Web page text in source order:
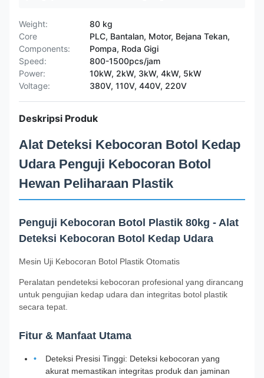
Weight:
80 kg
Core
Components:
PLC, Bantalan, Motor, Bejana Tekan,
Pompa, Roda Gigi
Speed:
800-1500pcs/jam
Power:
10kW, 2kW, 3kW, 4kW, 5kW
Voltage:
380V, 110V, 440V, 220V
Deskripsi Produk
Alat Deteksi Kebocoran Botol Kedap
Udara Penguji Kebocoran Botol
Hewan Peliharaan Plastik
Penguji Kebocoran Botol Plastik 80kg - Alat
Deteksi Kebocoran Botol Kedap Udara
Mesin Uji Kebocoran Botol Plastik Otomatis
Peralatan pendeteksi kebocoran profesional yang dirancang
untuk pengujian kedap udara dan integritas botol plastik
secara tepat.
Fitur & Manfaat Utama
Deteksi Presisi Tinggi: Deteksi kebocoran yang
akurat memastikan integritas produk dan jaminan